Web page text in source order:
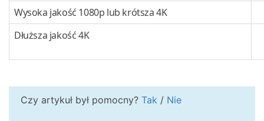
Wysoka jakość 1080p lub krótsza 4K
Dłuższa jakość 4K
Czy artykuł był pomocny? Tak / Nie